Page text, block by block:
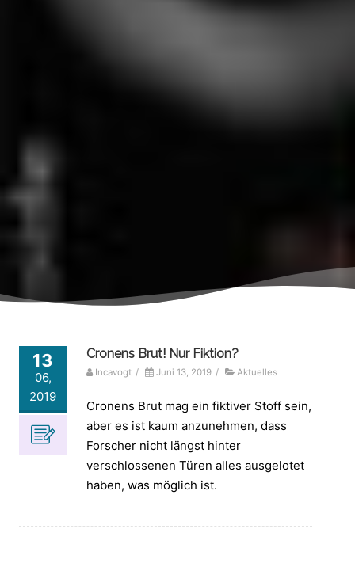
13
06,
2019
Cronens Brut! Nur Fiktion?
Incavogt / Juni 13, 2019 / Aktuelles
Cronens Brut mag ein fiktiver Stoff sein,
aber es ist kaum anzunehmen, dass
Forscher nicht längst hinter
verschlossenen Türen alles ausgelotet
haben, was möglich ist.